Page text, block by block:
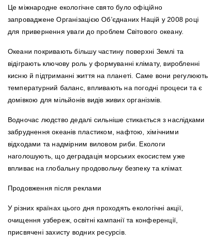
Це міжнародне екологічне свято було офіційно
запроваджене Організацією Об’єднаних Націй у 2008 році
для привернення уваги до проблем Світового океану.
Океани покривають більшу частину поверхні Землі та
відіграють ключову роль у формуванні клімату, виробленні
кисню й підтриманні життя на планеті. Саме вони регулюють
температурний баланс, впливають на погодні процеси та є
домівкою для мільйонів видів живих організмів.
Водночас людство дедалі сильніше стикається з наслідками
забруднення океанів пластиком, нафтою, хімічними
відходами та надмірним виловом риби. Екологи
наголошують, що деградація морських екосистем уже
впливає на глобальну продовольчу безпеку та клімат.
Продовження після реклами
У різних країнах цього дня проходять екологічні акції,
очищення узбереж, освітні кампанії та конференції,
присвячені захисту водних ресурсів.